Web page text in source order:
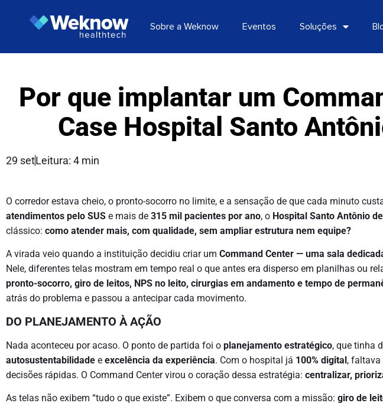
Sobre a Weknow Eventos Soluções
Por que implantar um
Case Hospital Santo
29 setLeitura: 4 min
O corredor estava cheio, o pronto-socorro no limite, e a sensação de que cada minuto
atendimentos pelo SUS e mais de 315 mil pacientes por ano, o Hospital Santo Antônio
clássico: como atender mais, com qualidade, sem ampliar estrutura nem equipe?
A virada veio quando a instituição decidiu criar um Command Center — uma sala
Nele, diferentes telas mostram em tempo real o que antes era disperso em planilhas ou
pronto-socorro, giro de leitos, NPS no leito, cirurgias em andamento e tempo de
atrás do problema e passou a antecipar cada movimento.
DO PLANEJAMENTO À AÇÃO
Nada aconteceu por acaso. O ponto de partida foi o planejamento estratégico, que tinha
autosustentabilidade e excelência da experiência. Com o hospital já 100% digital,
decisões rápidas. O Command Center virou o coração dessa estratégia: centralizar,
As telas não exibem “tudo o que existe”. Exibem o que conversa com a missão: giro de